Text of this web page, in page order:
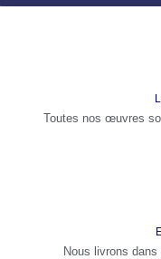
Toutes nos œuvres
Nous livrons